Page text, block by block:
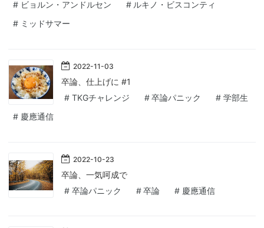
# ビョルン・アンドルセン # ルキノ・ビスコンティ
# ミッドサマー
2022-11-03
卒論、仕上げに #1
# TKGチャレンジ # 卒論パニック # 学部生
# 慶應通信
2022-10-23
卒論、一気呵成で
# 卒論パニック # 卒論 # 慶應通信